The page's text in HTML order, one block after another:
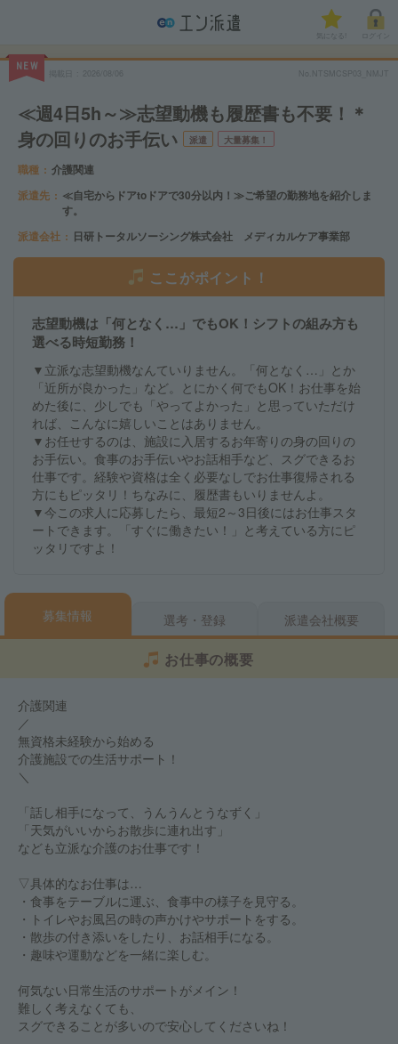
気になる!
NEW
No.NTSMCSP03_NMJT
≪週4日5h～≫志望動機も履歴書も不要！＊
身の回りのお手伝い
派遣 大量募集！
職種
介護関連
派遣先
≪自宅からドアtoドアで30分以内！≫ご希望の勤務地を紹介しま
す。
派遣会社
日研トータルソーシング株式会社 メディカルケア事業部
ここがポイント！
志望動機は「何となく…」でもOK！シフトの組み方も
選べる時短勤務！
▼立派な志望動機なんていりません。「何となく…」とか
「近所が良かった」など。とにかく何でもOK！お仕事を始
めた後に、少しでも「やってよかった」と思っていただけ
れば、こんなに嬉しいことはありません。
▼お任せするのは、施設に入居するお年寄りの身の回りの
お手伝い。食事のお手伝いやお話相手など、スグできるお
仕事です。経験や資格は全く必要なしでお仕事復帰される
方にもピッタリ！ちなみに、履歴書もいりませんよ。
▼今この求人に応募したら、最短2～3日後にはお仕事スタ
ートできます。「すぐに働きたい！」と考えている方にピ
ッタリですよ！
募集情報 選考・登録 派遣会社概要
お仕事の概要
介護関連
／
無資格未経験から始める
介護施設での生活サポート！
＼
「話し相手になって、うんうんとうなずく」
「天気がいいからお散歩に連れ出す」
なども立派な介護のお仕事です！
▽具体的なお仕事は…
・食事をテーブルに運ぶ、食事中の様子を見守る。
・トイレやお風呂の時の声かけやサポートをする。
・散歩の付き添いをしたり、お話相手になる。
・趣味や運動などを一緒に楽しむ。
何気ない日常生活のサポートがメイン！
難しく考えなくても、
スグできることが多いので安心してくださいね！